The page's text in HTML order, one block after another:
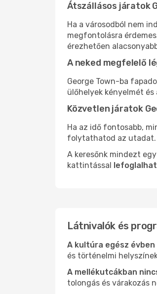
Átszállásos járatok
Ha a városodból nem
megfontolásra
érezhetően
A neked megfelelő
George Town-ba
ülőhelyek kényelmét
Közvetlen járatok
Ha az idő fontosabb,
folytathatod az utadat.
A keresőnk mindezt
kattintással
Látnivalók és
A kultúra egész
és történelmi
A mellékutcákban
tolongás és várakozás